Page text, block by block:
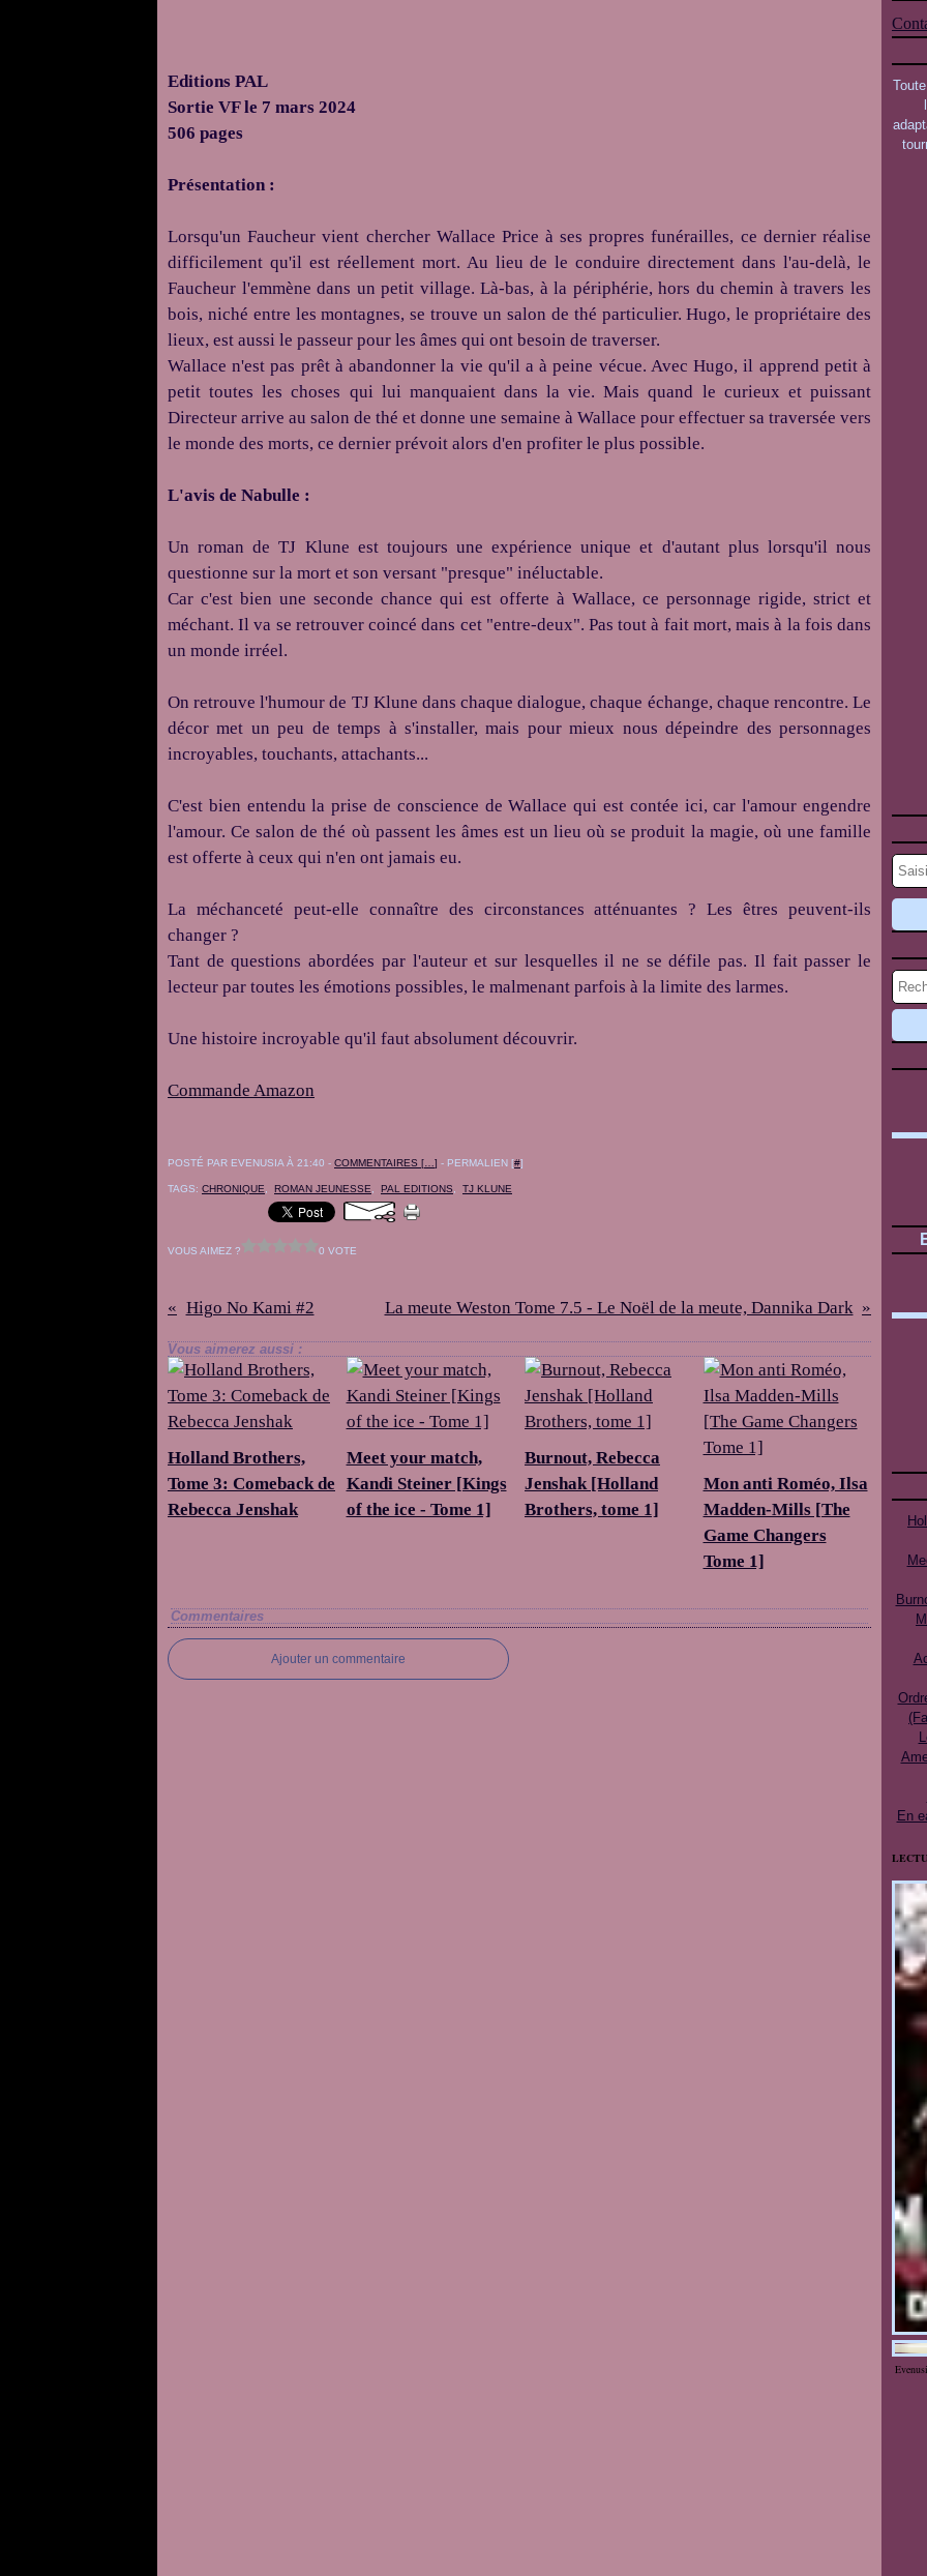
Editions PAL
Sortie VF le 7 mars 2024
506 pages
Présentation :
Lorsqu'un Faucheur vient chercher Wallace Price à ses propres funérailles, ce dernier réalise
difficilement qu'il est réellement mort. Au lieu de le conduire directement dans l'au-delà, le
Faucheur l'emmène dans un petit village. Là-bas, à la périphérie, hors du chemin à travers les
bois, niché entre les montagnes, se trouve un salon de thé particulier. Hugo, le propriétaire des
lieux, est aussi le passeur pour les âmes qui ont besoin de traverser.
Wallace n'est pas prêt à abandonner la vie qu'il a à peine vécue. Avec Hugo, il apprend petit à
petit toutes les choses qui lui manquaient dans la vie. Mais quand le curieux et puissant
Directeur arrive au salon de thé et donne une semaine à Wallace pour effectuer sa traversée vers
le monde des morts, ce dernier prévoit alors d'en profiter le plus possible.
L'avis de Nabulle :
Un roman de TJ Klune est toujours une expérience unique et d'autant plus lorsqu'il nous
questionne sur la mort et son versant "presque" inéluctable.
Car c'est bien une seconde chance qui est offerte à Wallace, ce personnage rigide, strict et
méchant. Il va se retrouver coincé dans cet "entre-deux". Pas tout à fait mort, mais à la fois dans
un monde irréel.
On retrouve l'humour de TJ Klune dans chaque dialogue, chaque échange, chaque rencontre. Le
décor met un peu de temps à s'installer, mais pour mieux nous dépeindre des personnages
incroyables, touchants, attachants...
C'est bien entendu la prise de conscience de Wallace qui est contée ici, car l'amour engendre
l'amour. Ce salon de thé où passent les âmes est un lieu où se produit la magie, où une famille
est offerte à ceux qui n'en ont jamais eu.
La méchanceté peut-elle connaître des circonstances atténuantes ? Les êtres peuvent-ils
changer ?
Tant de questions abordées par l'auteur et sur lesquelles il ne se défile pas. Il fait passer le
lecteur par toutes les émotions possibles, le malmenant parfois à la limite des larmes.
Une histoire incroyable qu'il faut absolument découvrir.
Commande Amazon
POSTÉ PAR EVENUSIA À 21:40 - COMMENTAIRES [ ] - PERMALIEN [#]
TAGS: CHRONIQUE ROMAN JEUNESSE PAL EDITIONS TJ KLUNE
VOUS AIMEZ ? 0 VOTE
Higo No Kami #2 La meute Weston Tome 7.5 - Le Noël de la meute, Dannika Dark
Vous aimerez aussi :
Holland Brothers,
Tome 3: Comeback de
Rebecca Jenshak
Meet your match,
Kandi Steiner [Kings
of the ice - Tome 1]
Burnout, Rebecca
Jenshak [Holland
Brothers, tome 1]
Mon anti Roméo, Ilsa
Madden-Mills [The
Game Changers
Tome 1]
Commentaires
Ajouter un commentaire
En